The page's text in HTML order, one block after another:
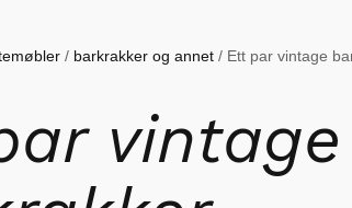
/ barkrakker og annet / Ett par vintage
vintage